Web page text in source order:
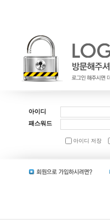
아이디
패스워드
아이디 저장